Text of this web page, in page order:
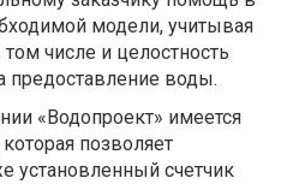
модели, учитывая
числе и целостность
предоставление воды.
«Водопроект» имеется
позволяет
установленный счетчик